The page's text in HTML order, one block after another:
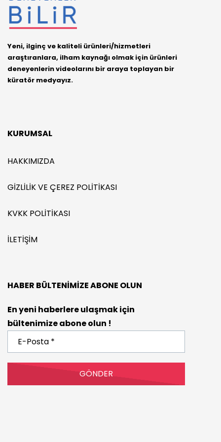
Yeni, ilginç ve kaliteli ürünleri/hizmetleri
araştıranlara, ilham kaynağı olmak için ürünleri
deneyenlerin videolarını bir araya toplayan bir
küratör medyayız.
KURUMSAL
HAKKIMIZDA
GIZLILIK VE ÇEREZ POLITIKASI
KVKK POLITIKASI
İLETIŞIM
HABER BÜLTENIMIZE ABONE OLUN
En yeni haberlere ulaşmak için
bültenimize abone olun !
Posta
*